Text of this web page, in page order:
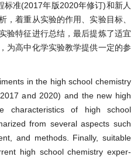
标准(2017年版2020年修订)和新人
，着重从实验的作用、实验目标、
验特征进行总结，最后提炼了适宜
为高中化学实验教学提供一定的参
in the high school chemistry
and 2020) and the new high
characteristics of high school
from several aspects such
and methods. Finally, suitable
high school chemistry exper-